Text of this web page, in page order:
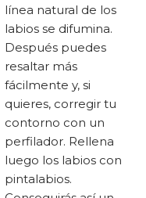
línea natural de los
labios se difumina.
Después puedes
resaltar más
fácilmente y, si
quieres, corregir tu
contorno con un
perfilador. Rellena
luego los labios con
pintalabios.